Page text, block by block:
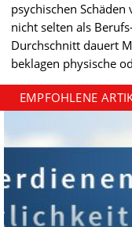
psychischen
nicht selten als
Durchschnitt dauert
beklagen physische
EMPFOHLENE